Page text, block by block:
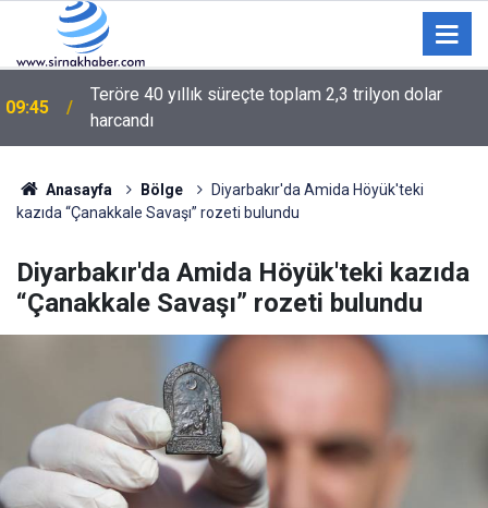
09:15
Silopi Kaymakamı Çağlar Partal, Yaz Kur’an Kursu
Öğrencileriyle Buluştu
Anasayfa Bölge
Diyarbakır'da Amida Höyük'teki
kazıda “Çanakkale Savaşı” rozeti bulundu
Diyarbakır'da Amida Höyük'teki kazıda
“Çanakkale Savaşı” rozeti bulundu